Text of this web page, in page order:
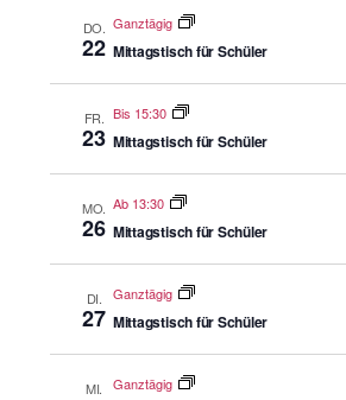
DO.
22
Ganztägig
Mittagstisch für Schüler
FR.
23
Bis 15:30
Mittagstisch für Schüler
MO.
26
Ab 13:30
Mittagstisch für Schüler
DI.
27
Ganztägig
Mittagstisch für Schüler
MI. Ganztägig